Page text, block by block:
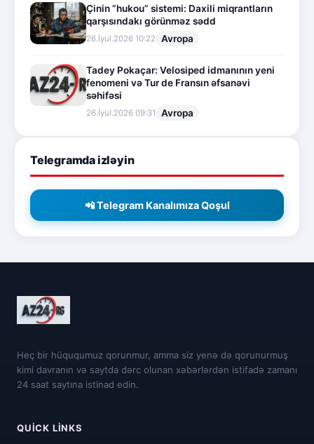
Çinin “hukou” sistemi: Daxili miqrantların
qarşısındakı görünməz sədd
26.İyul.2026 10:22 Avropa
Tadey Pokaçar: Velosiped idmanının yeni
fenomeni və Tur de Fransın əfsanəvi
səhifəsi
26.İyul.2026 09:31 Avropa
Telegramda izləyin
📲 Telegram Kanalımıza Qoşul
Heç bir hüququmuz qorunmur, amma siz yenə də qorunurmuş
kimi davranın və saytda dərc olunan xəbərlərdən istifadə zamanı
24 saat saytına istinad edin.
QUICK LINKS